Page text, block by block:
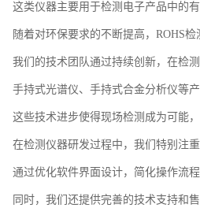
这类仪器主要用于检测电子产品中的
随着对环保要求的不断提高，ROHS
我们的技术团队通过持续创新，在检
手持式光谱仪、手持式合金分析仪等
这些技术进步使得现场检测成为可能
在检测仪器研发过程中，我们特别注重
通过优化软件界面设计，简化操作流
同时，我们还提供完善的技术支持和